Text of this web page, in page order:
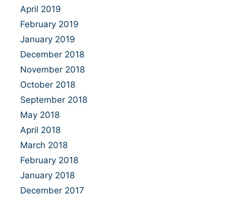
April 2019
February 2019
January 2019
December 2018
November 2018
October 2018
September 2018
May 2018
April 2018
March 2018
February 2018
January 2018
December 2017